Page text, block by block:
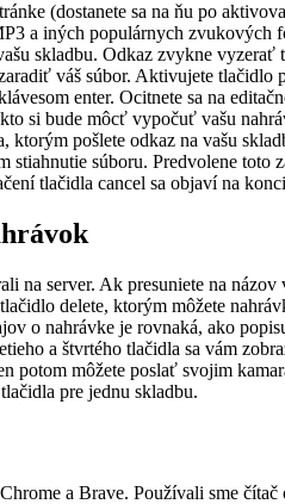
(dostanete sa na ňu po
a iných populárnych zvukových
skladbu. Odkaz zvykne
váš súbor. Aktivujete tlačidlo
enter. Ocitnete sa na
si bude môcť vypočuť vašu
ktorým pošlete odkaz na vašu
súboru. Predvolene toto
tlačidla cancel sa objaví na
na server. Ak presuniete na
delete, ktorým môžete
o nahrávke je rovnaká, ako
a štvrtého tlačidla sa vám
môžete poslať svojim
pre jednu skladbu.
a Brave. Používali sme